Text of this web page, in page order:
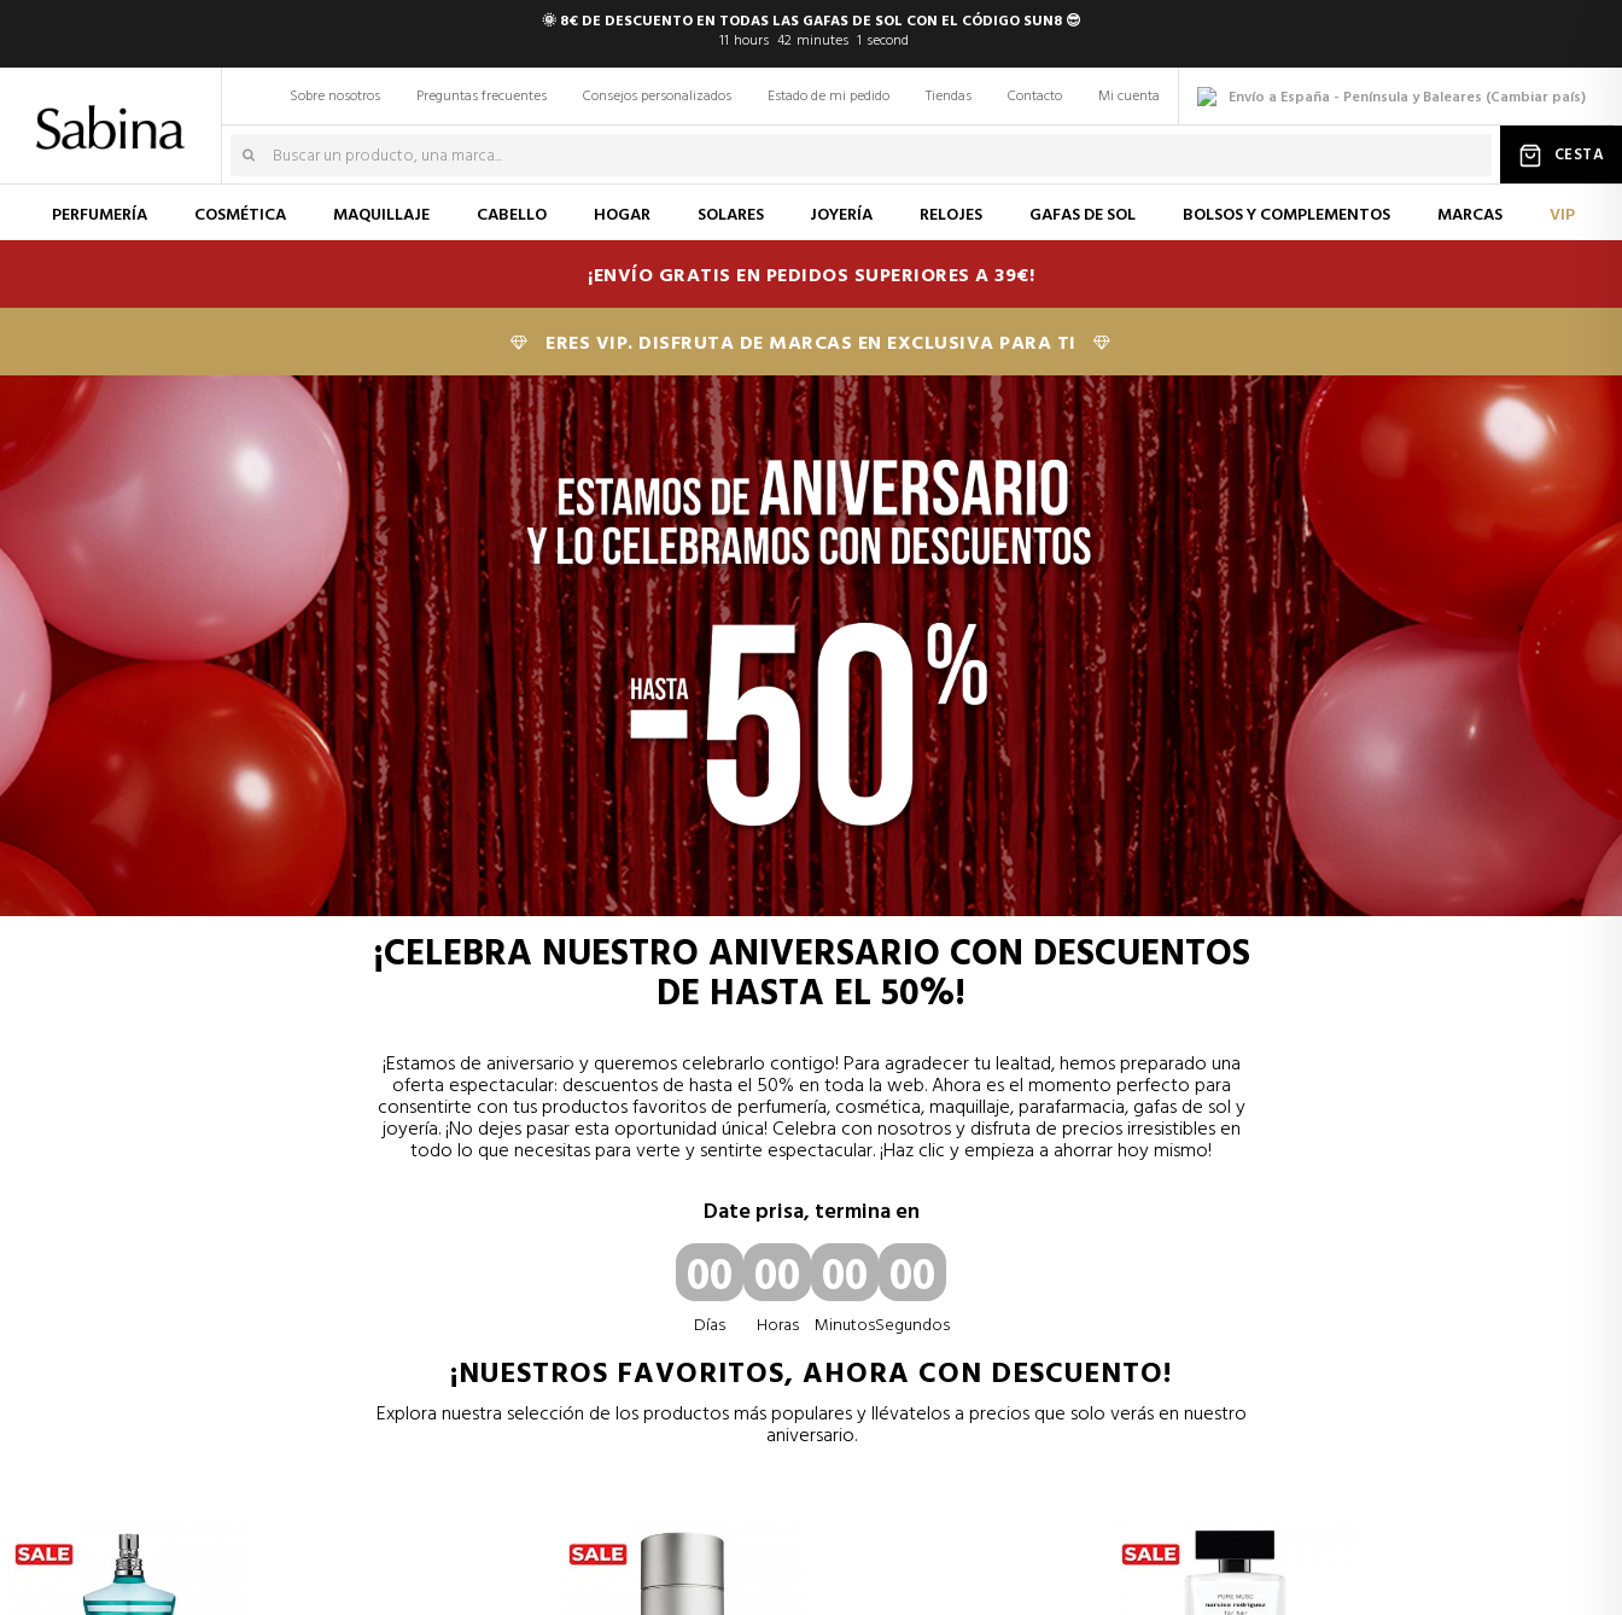
🌞 8€ DE DESCUENTO EN TODAS LAS GAFAS DE SOL CON EL CÓDIGO SUN8 😎
11 hours 41 minutes 59 seconds
Envío a España - Península y Baleares (Cambiar país)
Sobre nosotros Preguntas frecuentes Consejos personalizados Estado de mi pedido Tiendas Contacto Mi cuenta
CESTA
PERFUMERÍA COSMÉTICA MAQUILLAJE CABELLO HOGAR SOLARES JOYERÍA RELOJES GAFAS DE SOL BOLSOS Y COMPLEMENTOS MARCAS VIP
¡ENVÍO GRATIS EN PEDIDOS SUPERIORES A 39€!
ERES VIP. DISFRUTA DE MARCAS EN EXCLUSIVA PARA TI
¡CELEBRA NUESTRO ANIVERSARIO CON DESCUENTOS
DE HASTA EL 50%!
¡Estamos de aniversario y queremos celebrarlo contigo! Para agradecer tu lealtad, hemos preparado una
oferta espectacular: descuentos de hasta el 50% en toda la web. Ahora es el momento perfecto para
consentirte con tus productos favoritos de perfumería, cosmética, maquillaje, parafarmacia, gafas de sol y
joyería. ¡No dejes pasar esta oportunidad única! Celebra con nosotros y disfruta de precios irresistibles en
todo lo que necesitas para verte y sentirte espectacular. ¡Haz clic y empieza a ahorrar hoy mismo!
Date prisa, termina en
00
Días
00
Horas
00
Minutos
00
Segundos
¡NUESTROS FAVORITOS, AHORA CON DESCUENTO!
Explora nuestra selección de los productos más populares y llévatelos a precios que solo verás en nuestro
aniversario.